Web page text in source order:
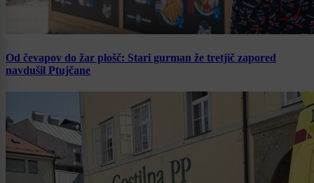
Od čevapov do žar plošč: Stari gurman že tretjič zapored
navdušil Ptujčane